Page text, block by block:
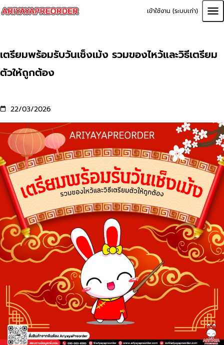
เข้าใช้งาน (ระบบเก่า)
เตรียมพร้อมรับวันเช็งเม้ง รวมของไหว้และวิธีเตรียม
ตัวให้ถูกต้อง
22/03/2026